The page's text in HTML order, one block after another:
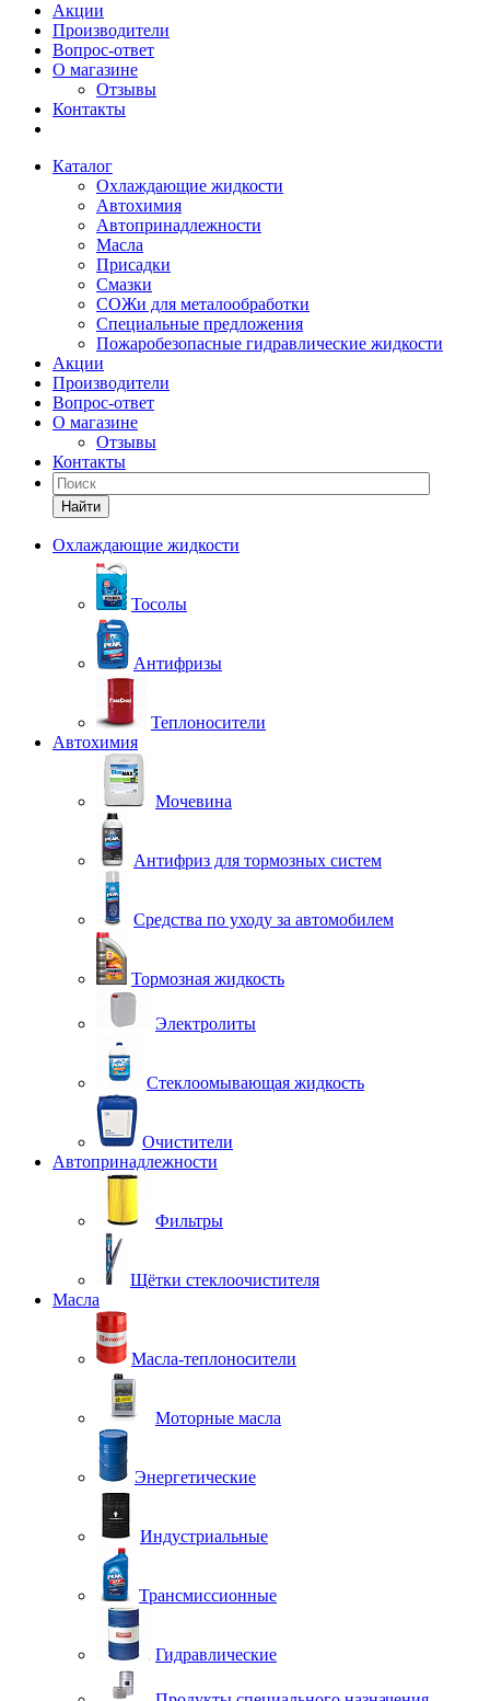
Акции
Производители
Вопрос-ответ
О магазине
Отзывы
Контакты
Каталог
Охлаждающие жидкости
Автохимия
Автопринадлежности
Масла
Присадки
Смазки
СОЖи для металообработки
Специальные предложения
Пожаробезопасные гидравлические жидкости
Акции
Производители
Вопрос-ответ
О магазине
Отзывы
Контакты
Найти
Охлаждающие жидкости
Тосолы
Антифризы
Теплоносители
Автохимия
Мочевина
Антифриз для тормозных систем
Средства по уходу за автомобилем
Тормозная жидкость
Электролиты
Стеклоомывающая жидкость
Очистители
Автопринадлежности
Фильтры
Щётки стеклоочистителя
Масла
Масла-теплоносители
Моторные масла
Энергетические
Индустриальные
Трансмиссионные
Гидравлические